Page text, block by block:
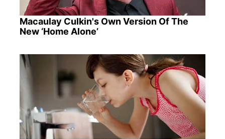
Macaulay Culkin's Own Version Of The
New ‘Home Alone’